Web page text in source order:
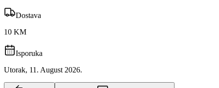
Dostava
10 KM
Isporuka
Utorak, 11. August 2026.